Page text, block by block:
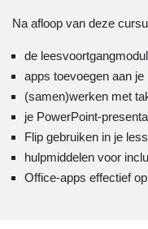
Na afloop van deze
de
apps toevoegen aan je
(samen)werken met
je PowerPoint-
Flip gebruiken in je
hulpmiddelen voor
Office-apps effectief